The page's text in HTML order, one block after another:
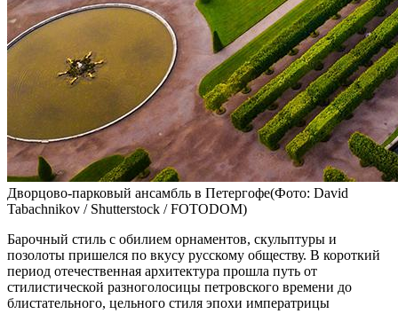
Дворцово-парковый ансамбль в Петергофе(Фото: David
Tabachnikov / Shutterstock / FOTODOM)
Барочный стиль с обилием орнаментов, скульптуры и
позолоты пришелся по вкусу русскому обществу. В короткий
период отечественная архитектура прошла путь от
стилистической разноголосицы петровского времени до
блистательного, цельного стиля эпохи императрицы